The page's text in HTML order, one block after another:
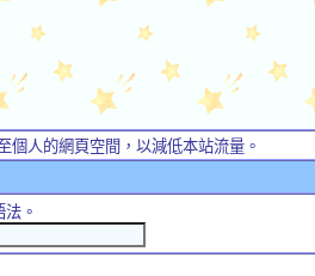
人的網頁空間，以減低本站流量。
。